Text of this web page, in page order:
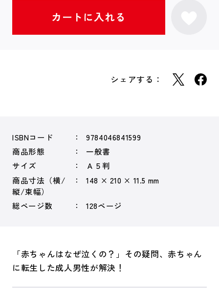
シェアする：
ISBNコード
9784046841599
商品形態
一般書
サイズ
Ａ５判
商品寸法（横/
縦/束幅）
148 × 210 × 11.5 mm
総ページ数 128ページ
「赤ちゃんはなぜ泣くの？」その疑問、赤ちゃん
に転生した成人男性が解決！